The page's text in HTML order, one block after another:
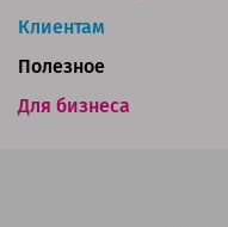
Клиентам
Для бизнеса
Полезное